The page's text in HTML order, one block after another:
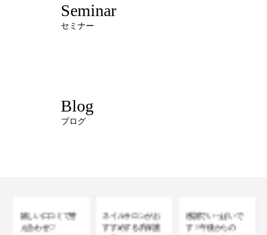
Seminar
セミナー
Blog
ブログ
ネイルサロンがお
すすめする爪保護
感謝でいっぱいで
す！午後からの